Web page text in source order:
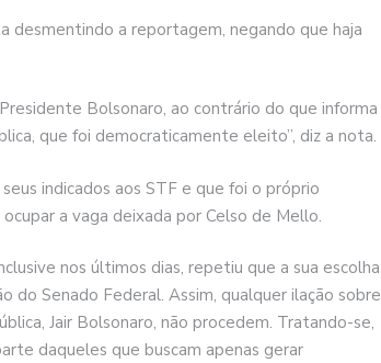
desmentindo a reportagem, negando que haja
Bolsonaro, ao contrário do que informa
que foi democraticamente eleito”, diz a nota.
indicados aos STF e que foi o próprio
a vaga deixada por Celso de Mello.
nos últimos dias, repetiu que a sua escolha
do Senado Federal. Assim, qualquer ilação sobre
Jair Bolsonaro, não procedem. Tratando-se,
daqueles que buscam apenas gerar